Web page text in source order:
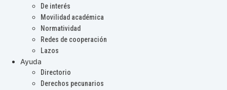
De interés
Movilidad académica
Normatividad
Redes de cooperación
Lazos
Ayuda
Directorio
Derechos pecunarios